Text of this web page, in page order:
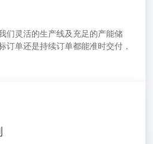
们灵活的生产线及充足的产能储
订单还是持续订单都能准时交付，